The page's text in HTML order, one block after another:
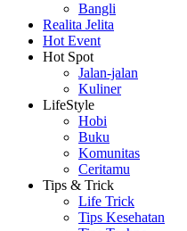
Bangli
Realita Jelita
Hot Event
Hot Spot
Jalan-jalan
Kuliner
LifeStyle
Hobi
Buku
Komunitas
Ceritamu
Tips & Trick
Life Trick
Tips Kesehatan